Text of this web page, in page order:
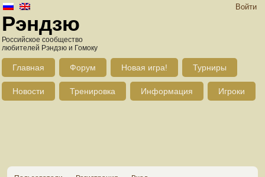
Войти
Рэндзю
Российское сообщество
любителей Рэндзю и Гомоку
Главная Форум Новая игра! Турниры
Новости Тренировка Информация Игроки